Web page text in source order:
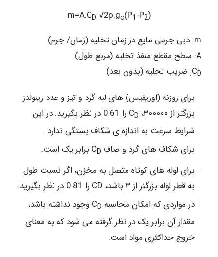
m=A.CD √2ρ.gc(P1-P2)
m: دبی جرمی مایع در زمان تخلیه (زمان/ جرم)
A: سطح مقطع منفذ تخلیه (مربع طول)
CD:
ضریب تخلیه (بدون بعد)
برای روزنه (اوریفیس) های لبه گرد و تیز و عدد رینولدز
بزرگتر از ۳۰۰۰۰۰، C
D
را 0.61 در نظر بگیرید. در این
شرایط سرعت به اندازه ی شکاف بستگی ندارد.
برای شکاف های گرد و صاف C D
برابر یک است.
برای لوله های کوتاه متصل به مخزن، اگر نسبت طول
به قطر لوله بزرگتر از ۳ باشد، CD را 0.81 در نظر بگیرید.
در مواردی که امکان محاسبه C D
وجود نداشته باشد،
مقدار آن برابر یک در نظر گرفته می شود که به معنای
خروج حداکثری مواد است.